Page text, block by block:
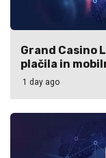
Grand Casino
plačila in
1 day ago